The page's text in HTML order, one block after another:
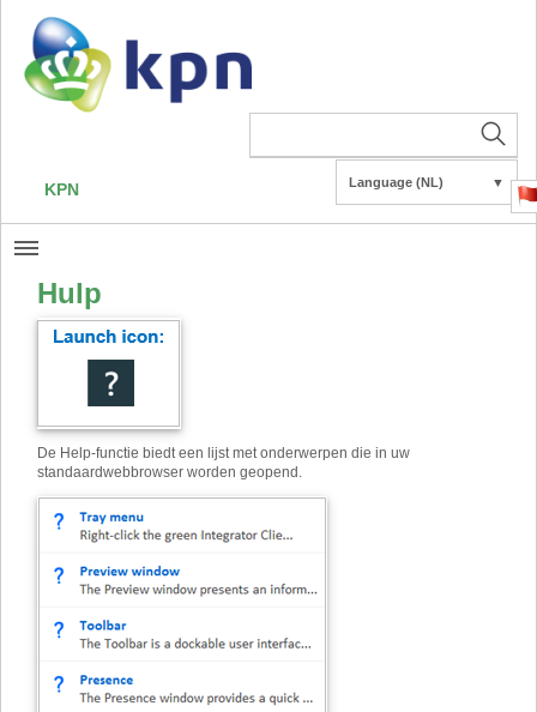
KPN Language (NL) ▼
Hulp
De Help-functie biedt een lijst met onderwerpen die in uw
standaardwebbrowser worden geopend.